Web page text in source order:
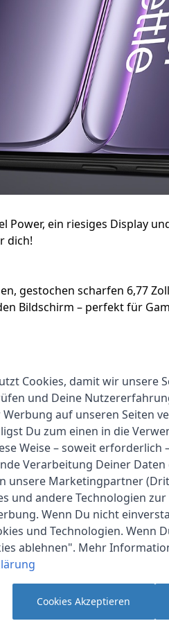
Power, ein riesiges Display
dich!
gestochen scharfen 6,77
Bildschirm – perfekt für
So gelingen dir
auf deinem Handy zu
So hast du immer genug Platz
Schnellladenist dein
, einer schlanken und
ganz nach deinen
Cookies, damit wir unsere
und Deine
auf unseren Seiten
Du zum einen in die
Weise – soweit erforderlich
Verarbeitung Deiner
unsere Marketingpartner
und andere Technologien
Wenn Du nicht
und Technologien. Wenn
ablehnen". Mehr
Cookies Akzeptieren